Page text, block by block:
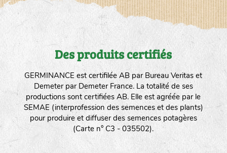
Des produits certifiés
GERMINANCE est certifilée AB par Bureau Veritas et
Demeter par Demeter France. La totalité de ses
productions sont certifiées AB. Elle est agréée par le
SEMAE (interprofession des semences et des plants)
pour produire et diffuser des semences potagères
(Carte n° C3 - 035502).